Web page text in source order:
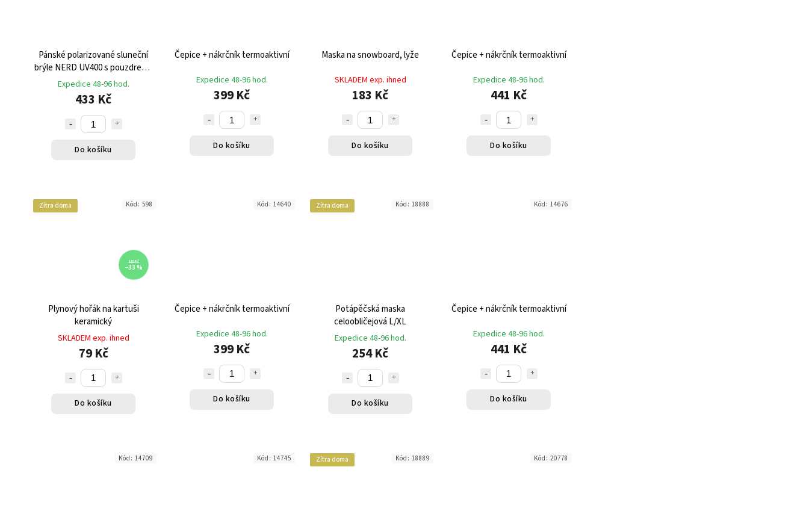
Pánské polarizované sluneční
brýle NERD UV400 s pouzdrem -
černé
Expedice 48-96 hod.
433 Kč
Do košíku
Čepice + nákrčník termoaktivní
Expedice 48-96 hod.
399 Kč
Do košíku
Maska na snowboard, lyže
SKLADEM exp. ihned
183 Kč
Do košíku
Čepice + nákrčník termoaktivní
Expedice 48-96 hod.
441 Kč
Do košíku
Zítra doma
118 Kč
–33 %
Plynový hořák na kartuši
keramický
SKLADEM exp. ihned
79 Kč
Do košíku
Kód: 598
Čepice + nákrčník termoaktivní
Expedice 48-96 hod.
399 Kč
Do košíku
Kód: 14640 Zítra doma
Potápěčská maska
celoobličejová L/XL
Expedice 48-96 hod.
254 Kč
Do košíku
Kód: 18888
Čepice + nákrčník termoaktivní
Expedice 48-96 hod.
441 Kč
Do košíku
Kód: 14676
Kód: 14709 Kód: 14745 Zítra doma Kód: 18889 Kód: 20778